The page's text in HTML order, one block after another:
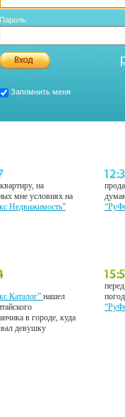
Пароль:
Запомнить меня
на
мне условиях на
Недвижимость”
Каталог”нашел
в городе, куда
девушку